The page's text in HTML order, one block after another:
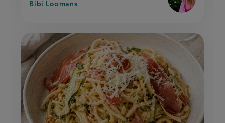
Bibi Loomans